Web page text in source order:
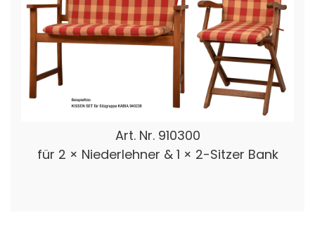
Art. Nr. 910300
für 2 × Niederlehner & 1 × 2-Sitzer Bank